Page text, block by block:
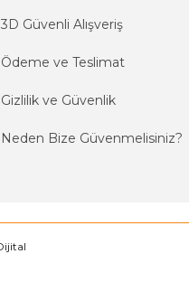
3D Güvenli Alışveriş
Ödeme ve Teslimat
Gizlilik ve Güvenlik
Neden Bize Güvenmelisiniz?